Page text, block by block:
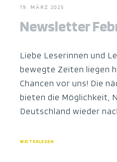
19. MÄRZ 2025
Newsletter
Liebe Leserinnen und
bewegte Zeiten liegen
Chancen vor uns! Die
bieten die Möglichkeit,
Deutschland wieder
WEITERLESEN